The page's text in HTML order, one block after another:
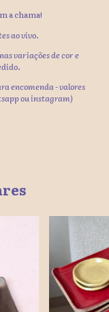
a chama!
ao vivo.
variações de cor e
encomenda - valores
ou instagram)